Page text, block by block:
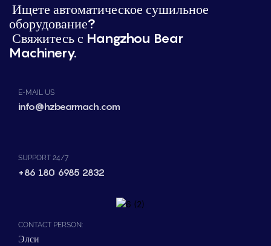
Ищете автоматическое сушильное
оборудование?
Свяжитесь с Hangzhou Bear
Machinery.
E-MAIL US
info@hzbearmach.com
SUPPORT 24/7
+86 180 6985 2832
CONTACT PERSON:
Элси